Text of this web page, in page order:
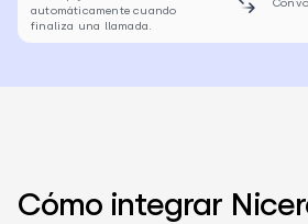
automáticamente cuando
finaliza una llamada.
Cómo integrar